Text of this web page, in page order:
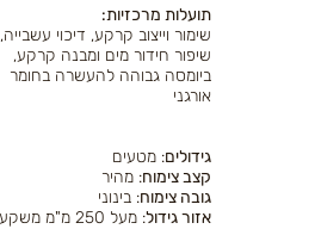
:תועלות מרכזיות
שימור וייצוב קרקע, דיכוי עשבייה,
שיפור חידור מים ומבנה קרקע,
ביומסה גבוהה להעשרה בחומר
אורגני
גידולים: מטעים
קצב צימוח: מהיר
גובה צימוח: בינוני
אזור גידול: מעל 250 מ"מ משקעים